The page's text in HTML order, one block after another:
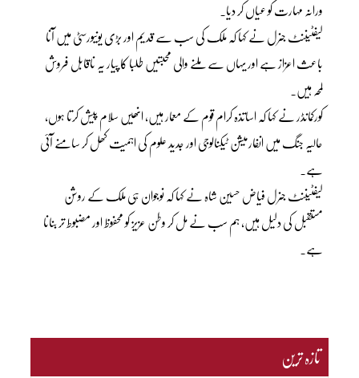
ورانہ مہارت کو عیاں کر دیا۔
لیفٹیننٹ جنرل نے کہا کہ ملک کی سب سے قدیم اور بڑی یونیورسٹی میں آنا
باعث اعزاز ہے اور یہاں سے ملنے والی محبتیں طلبا کا پیار یہ ناقابل فروش
لمحہ ہیں۔
کورکمانڈر نے کہا کہ اساتذہ کرام قوم کے معمار ہیں، انھیں سلام پیش کرتا ہوں،
حالیہ جنگ میں انفارمیشن ٹیکنالوجی اور جدید علوم کی اہمیت کھل کر سامنے آئی
ہے۔
لیفٹیننٹ جنرل فیاض حسین شاہ نے کہا کہ نوجوان ہی ملک کے روشن
مستقبل کی دلیل ہیں، ہم سب نے مل کر وطن عزیز کو محفوظ اور مضبوط تر بنانا
ہے۔
تازہ ترین